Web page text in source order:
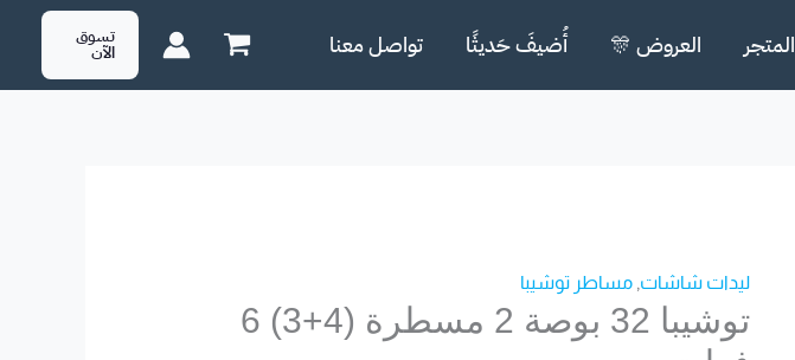
المتجر العروض 🎊 أُضيفَ حَديثًا تواصل معنا تسوق
الآن
ليدات شاشات,مساطر توشيبا
توشيبا 32 بوصة 2 مسطرة (4+3) 6